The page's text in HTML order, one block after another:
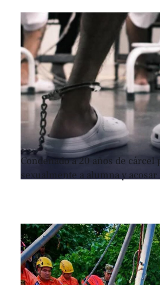
Condenado a 20 años de
sexualmente a alumna y acosar